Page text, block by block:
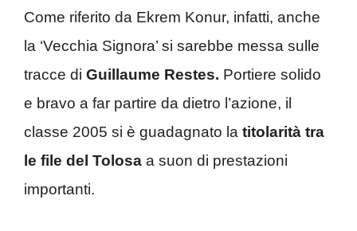
Come riferito da Ekrem Konur, infatti, anche
la ‘Vecchia Signora’ si sarebbe messa sulle
tracce di Guillaume Restes. Portiere solido
e bravo a far partire da dietro l’azione, il
classe 2005 si è guadagnato la titolarità tra
le file del Tolosa a suon di prestazioni
importanti.